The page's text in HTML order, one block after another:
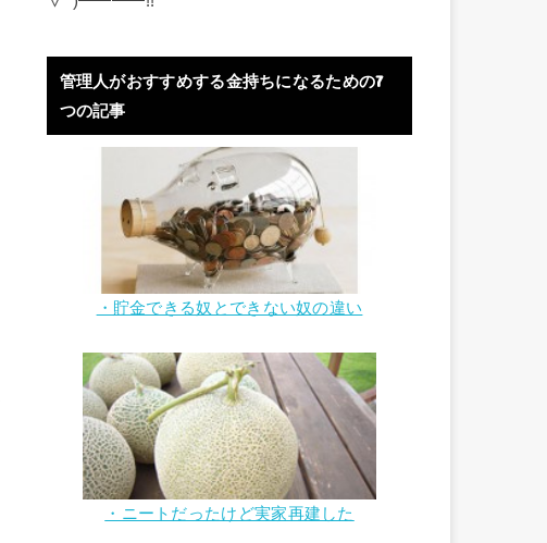
管理人がおすすめする金持ちになるための7
つの記事
・貯金できる奴とできない奴の違い
・ニートだったけど実家再建した